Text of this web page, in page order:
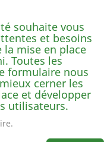
souhaite vous
et besoins
la mise en place
Toutes les
formulaire nous
cerner les
et développer
utilisateurs.